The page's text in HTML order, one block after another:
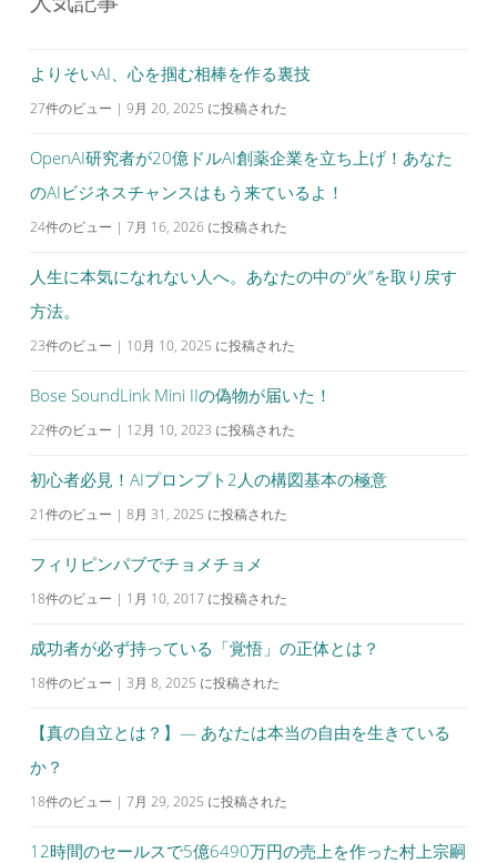
ー
ョ
ン
よりそいAI、心を掴む相棒を作る裏技
27件のビュー | 9月 20, 2025 に投稿された
OpenAI研究者が20億ドルAI創薬企業を立ち上げ！あなた
のAIビジネスチャンスはもう来ているよ！
24件のビュー | 7月 16, 2026 に投稿された
人生に本気になれない人へ。あなたの中の“火”を取り戻す
方法。
23件のビュー | 10月 10, 2025 に投稿された
Bose SoundLink Mini IIの偽物が届いた！
22件のビュー | 12月 10, 2023 に投稿された
初心者必見！AIプロンプト2人の構図基本の極意
21件のビュー | 8月 31, 2025 に投稿された
フィリピンパブでチョメチョメ
18件のビュー | 1月 10, 2017 に投稿された
成功者が必ず持っている「覚悟」の正体とは？
18件のビュー | 3月 8, 2025 に投稿された
【真の自立とは？】— あなたは本当の自由を生きている
か？
18件のビュー | 7月 29, 2025 に投稿された
12時間のセールスで5億6490万円の売上を作った村上宗嗣